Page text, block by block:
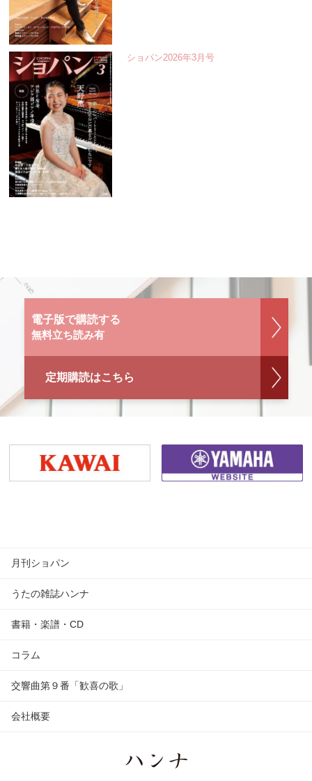
ショパン2026年3月号
電子版で購読する
無料立ち読み有
定期購読はこちら
月刊ショパン
うたの雑誌ハンナ
書籍・楽譜・CD
コラム
交響曲第９番「歓喜の歌」
会社概要